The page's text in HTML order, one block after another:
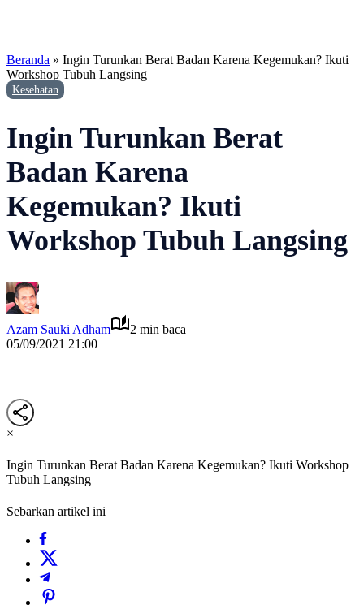
Beranda » Ingin Turunkan Berat Badan Karena Kegemukan? Ikuti
Workshop Tubuh Langsing
Kesehatan
Ingin Turunkan Berat
Badan Karena
Kegemukan? Ikuti
Workshop Tubuh Langsing
Azam Sauki Adham
2 min baca
05/09/2021 21:00
×
Ingin Turunkan Berat Badan Karena Kegemukan? Ikuti Workshop
Tubuh Langsing
Sebarkan artikel ini